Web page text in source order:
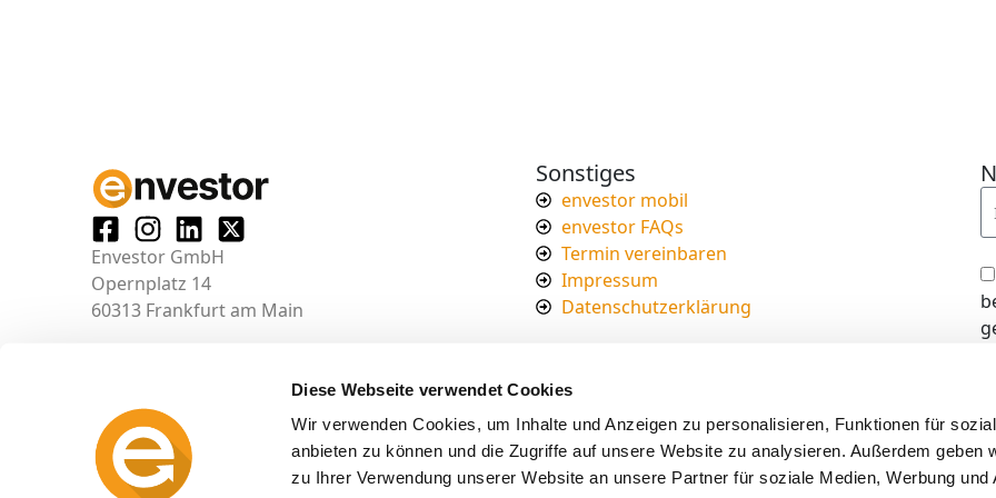
Diese Webseite verwendet Cookies
Wir verwenden Cookies, um Inhalte und Anzeigen zu personalisieren, Funktionen für
anbieten zu können und die Zugriffe auf unsere Website zu analysieren. Außerdem geben
zu Ihrer Verwendung unserer Website an unsere Partner für soziale Medien, Werbung und
Envestor GmbH
Opernplatz 14
60313 Frankfurt am Main
Sonstiges
envestor mobil
envestor FAQs
Termin vereinbaren
Impressum
Datenschutzerklärung